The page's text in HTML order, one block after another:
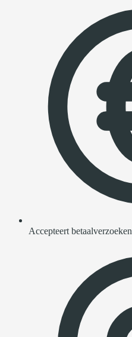
Accepteert betaalverzoeken